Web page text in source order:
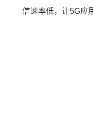
信速率低，让5G应